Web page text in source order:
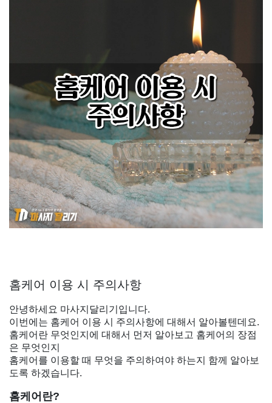
홈케어 이용 시 주의사항
안녕하세요 마사지달리기입니다.
이번에는 홈케어 이용 시 주의사항에 대해서 알아볼텐데요.
홈케어란 무엇인지에 대해서 먼저 알아보고 홈케어의 장점
은 무엇인지
홈케어를 이용할 때 무엇을 주의하여야 하는지 함께 알아보
도록 하겠습니다.
홈케어란?